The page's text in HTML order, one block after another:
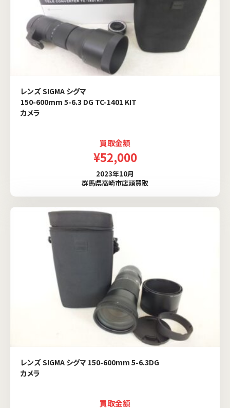
レンズ SIGMA シグマ
150-600mm 5-6.3 DG TC-1401 KIT
カメラ
買取金額
¥52,000
2023年10月
群馬県高崎市店頭買取
レンズ SIGMA シグマ 150-600mm 5-6.3DG
カメラ
買取金額